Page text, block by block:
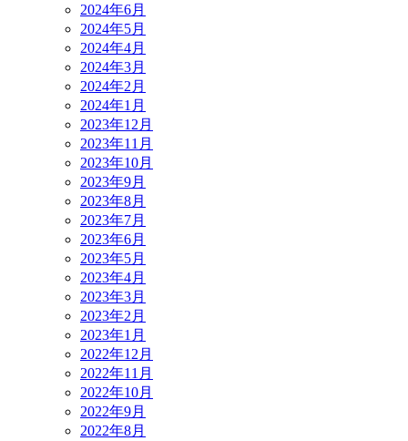
2024年6月
2024年5月
2024年4月
2024年3月
2024年2月
2024年1月
2023年12月
2023年11月
2023年10月
2023年9月
2023年8月
2023年7月
2023年6月
2023年5月
2023年4月
2023年3月
2023年2月
2023年1月
2022年12月
2022年11月
2022年10月
2022年9月
2022年8月